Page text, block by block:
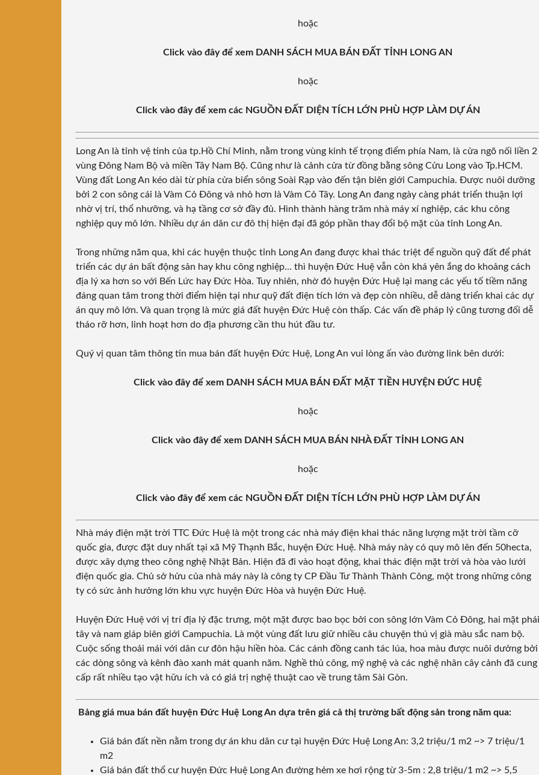
hoặc
Click vào đây để xem DANH SÁCH MUA BÁN ĐẤT TỈNH LONG AN
hoặc
Click vào đây để xem các NGUỒN ĐẤT DIỆN TÍCH LỚN PHÙ HỢP LÀM DỰ ÁN
Long An là tỉnh vệ tinh của tp.Hồ Chí Minh, nằm trong vùng kinh tế trọng điểm phía Nam, là cửa ngõ nối liền 2
vùng Đông Nam Bộ và miền Tây Nam Bộ. Cũng như là cảnh cửa từ đồng bằng sông Cửu Long vào Tp.HCM.
Vùng đất Long An kéo dài từ phía cửa biển sông Soài Rạp vào đến tận biên giới Campuchia. Được nuôi dưỡng
bởi 2 con sông cái là Vàm Cỏ Đông và nhỏ hơn là Vàm Cỏ Tây. Long An đang ngày càng phát triển thuận lợi
nhờ vị trí, thổ nhưỡng, và hạ tầng cơ sở đầy đủ. Hình thành hàng trăm nhà máy xí nghiệp, các khu công
nghiệp quy mô lớn. Nhiều dự án dân cư đô thị hiện đại đã góp phần thay đổi bộ mặt của tỉnh Long An.
Trong những năm qua, khi các huyện thuộc tỉnh Long An đang được khai thác triệt để nguồn quỹ đất để phát
triển các dự án bất động sản hay khu công nghiệp… thì huyện Đức Huệ vẫn còn khá yên ắng do khoảng cách
địa lý xa hơn so với Bến Lức hay Đức Hòa. Tuy nhiên, nhờ đó huyện Đức Huệ lại mang các yếu tố tiềm năng
đáng quan tâm trong thời điểm hiện tại như quỹ đất điện tích lớn và đẹp còn nhiều, dễ dàng triển khai các dự
án quy mô lớn. Và quan trọng là mức giá đất huyện Đức Huệ còn thấp. Các vấn đề pháp lý cũng tương đối dễ
tháo rỡ hơn, linh hoạt hơn do địa phương cần thu hút đầu tư.
Quý vị quan tâm thông tin mua bán đất huyện Đức Huệ, Long An vui lòng ấn vào đường link bên dưới:
Click vào đây để xem DANH SÁCH MUA BÁN ĐẤT MẶT TIỀN HUYỆN ĐỨC HUỆ
hoặc
Click vào đây để xem DANH SÁCH MUA BÁN NHÀ ĐẤT TỈNH LONG AN
hoặc
Click vào đây để xem các NGUỒN ĐẤT DIỆN TÍCH LỚN PHÙ HỢP LÀM DỰ ÁN
Nhà máy điện mặt trời TTC Đức Huệ là một trong các nhà máy điện khai thác năng lượng mặt trời tầm cỡ
quốc gia, được đặt duy nhất tại xã Mỹ Thạnh Bắc, huyện Đức Huệ. Nhà máy này có quy mô lên đến 50hecta,
được xây dựng theo công nghệ Nhật Bản. Hiện đã đi vào hoạt động, khai thác điện mặt trời và hòa vào lưới
điện quốc gia. Chủ sở hửu của nhà máy này là công ty CP Đầu Tư Thành Thành Công, một trong những công
ty có sức ảnh hưởng lớn khu vực huyện Đức Hòa và huyện Đức Huệ.
Huyện Đức Huệ với vị trí địa lý đặc trưng, một mặt được bao bọc bởi con sông lớn Vàm Cỏ Đông, hai mặt phái
tây và nam giáp biên giới Campuchia. Là một vùng đất lưu giữ nhiều câu chuyện thú vị già màu sắc nam bộ.
Cuộc sống thoải mái với dân cư đôn hậu hiền hòa. Các cánh đồng canh tác lúa, hoa màu được nuôi dưởng bởi
các dòng sông và kênh đào xanh mát quanh năm. Nghề thủ công, mỹ nghệ và các nghệ nhân cây cảnh đã cung
cấp rất nhiều tạo vật hữu ích và có giá trị nghệ thuật cao về trung tâm Sài Gòn.
Bảng giá mua bán đất huyện Đức Huệ Long An dựa trên giá cả thị trường bất động sản trong năm qua:
Giá bán đất nền nằm trong dự án khu dân cư tại huyện Đức Huệ Long An: 3,2 triệu/1 m2 ~> 7 triệu/1
m2
Giá bán đất thổ cư huyện Đức Huệ Long An đường hẻm xe hơi rộng từ 3-5m : 2,8 triệu/1 m2 ~> 5,5